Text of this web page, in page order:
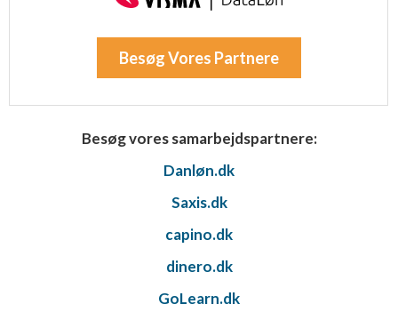
Besøg Vores Partnere
Besøg vores samarbejdspartnere:
Danløn.dk
Saxis.dk
capino.dk
dinero.dk
GoLearn.dk